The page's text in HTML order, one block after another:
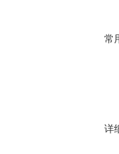
常
详